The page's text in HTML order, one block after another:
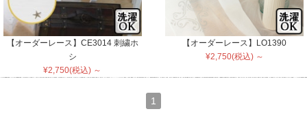
【オーダーレース】CE3014 刺繍ホ
シ
¥2,750(税込) ～
【オーダーレース】LO1390
¥2,750(税込) ～
1